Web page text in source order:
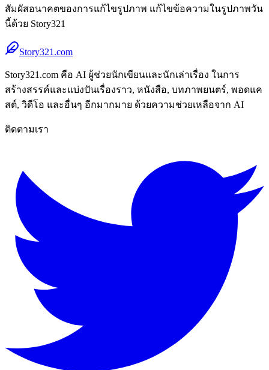
สัมผัสอนาคตของการแก้ไขรูปภาพ แก้ไขข้อความในรูปภาพวัน
นี้ด้วย Story321
Story321.com
Story321.com คือ AI ผู้ช่วยนักเขียนและนักเล่าเรื่อง ในการ
สร้างสรรค์และแบ่งปันเรื่องราว, หนังสือ, บทภาพยนตร์, พอดแค
สต์, วิดีโอ และอื่นๆ อีกมากมาย ด้วยความช่วยเหลือจาก AI
ติดตามเรา